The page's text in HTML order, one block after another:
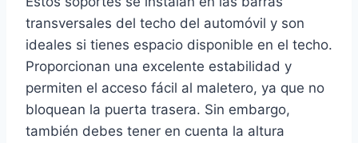
transversales del techo del automóvil y son
ideales si tienes espacio disponible en el techo.
Proporcionan una excelente estabilidad y
permiten el acceso fácil al maletero, ya que no
bloquean la puerta trasera. Sin embargo,
también debes tener en cuenta la altura